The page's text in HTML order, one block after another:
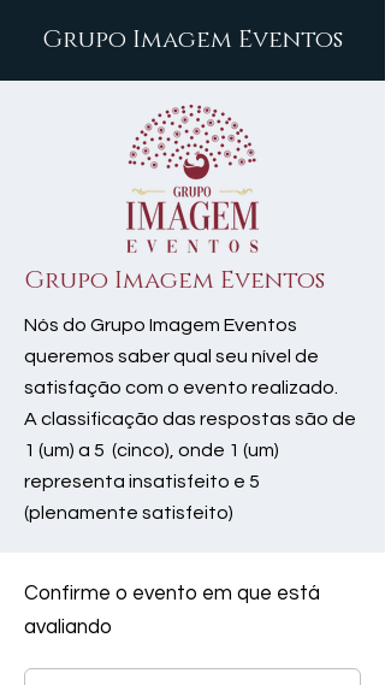
Grupo Imagem Eventos
Grupo Imagem Eventos
Nós do Grupo Imagem Eventos
queremos saber qual seu nível de
satisfação com o evento realizado.
A classificação das respostas são de
1 (um) a 5 (cinco), onde 1 (um)
representa insatisfeito e 5
(plenamente satisfeito)
Confirme o evento em que está
avaliando